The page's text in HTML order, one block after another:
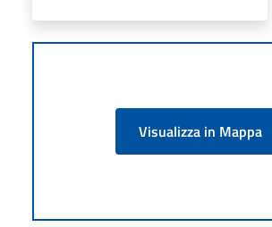
Visualizza in Mappa